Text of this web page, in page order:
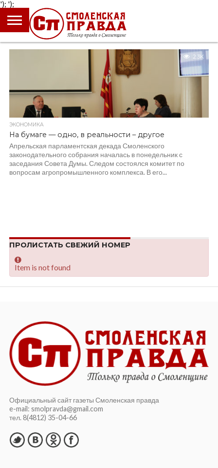
');
ГЛАВНАЯ
НОВОСТИ
ПРОИСШЕСТВИЯ
ПОЛИТИКА
КУЛЬТУРА
ЭКОНОМИКА
ОБЩЕСТВО
БЛОГИ
2.3K
ЭКОНОМИКА
На бумаге — одно, в реальности – другое
Апрельская парламентская декада Смоленского
законодательного собрания началась в понедельник с
заседания Совета Думы. Следом состоялся комитет по
вопросам агропромышленного комплекса. В его...
ПРОЛИСТАТЬ СВЕЖИЙ НОМЕР
Item is not found
Официальный сайт газеты Смоленская правда
e-mail: smolpravda@gmail.com
тел. 8(4812) 35-04-66
');